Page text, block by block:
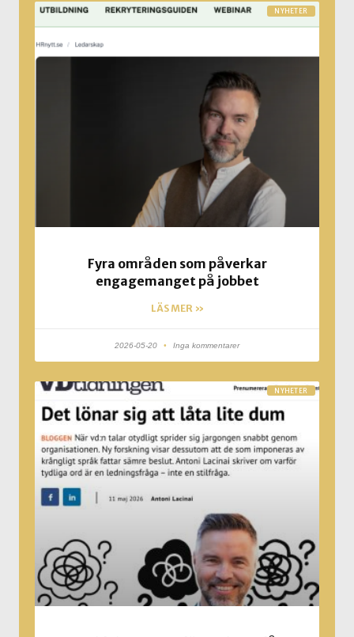
NYHETER
Fyra områden som påverkar
engagemanget på jobbet
LÄS MER »
2026-05-20 Inga kommentarer
NYHETER